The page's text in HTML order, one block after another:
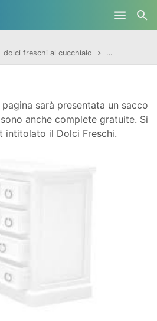
dolci freschi al cucchiaio dolci freschi
sarà presentata un sacco
anche complete gratuite. Si
intitolato il Dolci Freschi.